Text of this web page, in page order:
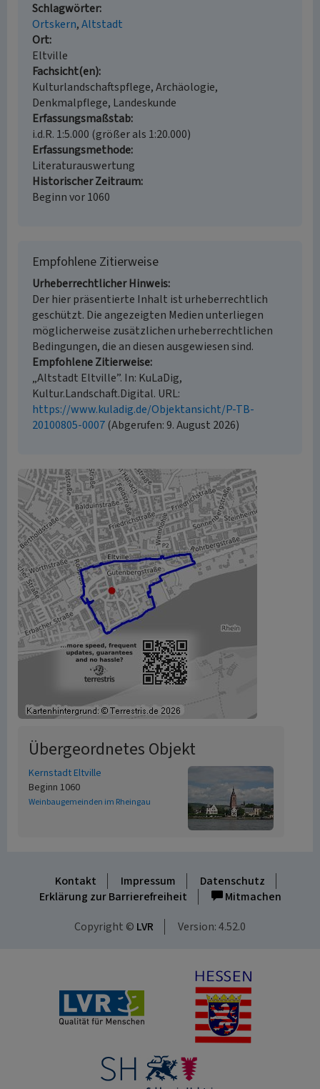
Schlagwörter
Ortskern Altstadt
Ort
Eltville
Fachsicht(en)
Kulturlandschaftspflege, Archäologie,
Denkmalpflege, Landeskunde
Erfassungsmaßstab
i.d.R. 1:5.000 (größer als 1:20.000)
Erfassungsmethode
Literaturauswertung
Historischer Zeitraum
Beginn vor 1060
Empfohlene Zitierweise
Urheberrechtlicher Hinweis
Der hier präsentierte Inhalt ist urheberrechtlich
geschützt. Die angezeigten Medien unterliegen
möglicherweise zusätzlichen urheberrechtlichen
Bedingungen, die an diesen ausgewiesen sind.
Empfohlene Zitierweise
„Altstadt Eltville”. In: KuLaDig,
Kultur.Landschaft.Digital. URL:
https://www.kuladig.de/Objektansicht/P-TB-
20100805-0007(Abgerufen: 9. August 2026)
Übergeordnetes Objekt
Kernstadt Eltville
Beginn 1060
Weinbaugemeinden im Rheingau
Kontakt Impressum
Datenschutz
Erklärung zur Barrierefreiheit
Mitmachen
Copyright © LVR Version: 4.52.0